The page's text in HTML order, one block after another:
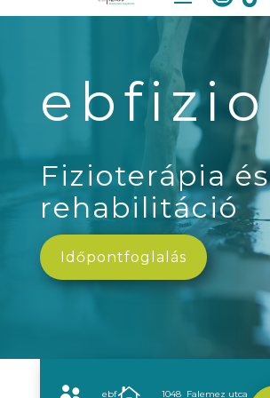
ebfizio
Fizioterápia és
rehabilitáció
Időpontfoglalás
ebf
1048 Falemez utca